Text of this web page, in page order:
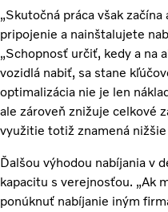
„Skutočná práca však
pripojenie a nainštalujete
„Schopnosť určiť, kedy a na
vozidlá nabiť, sa stane
optimalizácia nie je len
ale zároveň znižuje celkové
využitie totiž znamená nižšie
Ďalšou výhodou nabíjania v
kapacitu s verejnosťou. „Ak
ponúknuť nabíjanie iným